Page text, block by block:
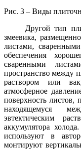
Рис. 3 – Виды
Другой тип
змеевика,
листами,
обеспечения
сваренными
пространство между
раствором или
атмосферное
поверхность листов,
находящемуся
эвтектическим
аккумулятора
используют в
монтируют